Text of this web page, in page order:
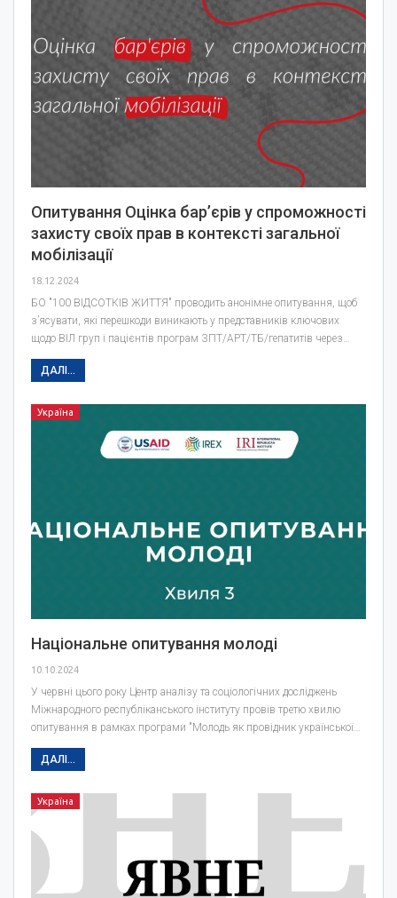
Опитування Оцінка барʼєрів у спроможності
захисту своїх прав в контексті загальної
мобілізації
18.12.2024
БО "100 ВІДСОТКІВ ЖИТТЯ" проводить анонімне опитування, щоб
з’ясувати, які перешкоди виникають у представників ключових
щодо ВІЛ груп і пацієнтів програм ЗПТ/АРТ/ТБ/гепатитів через…
ДАЛІ...
Україна
Національне опитування молоді
10.10.2024
У червні цього року Центр аналізу та соціологічних досліджень
Міжнародного республіканського інституту провів третю хвилю
опитування в рамках програми "Молодь як провідник української…
ДАЛІ...
Україна